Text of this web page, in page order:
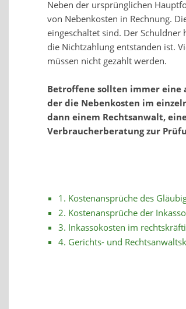
Neben der ursprünglichen
von Nebenkosten in Rechnung.
eingeschaltet sind. Der
die Nichtzahlung entstanden ist.
müssen nicht gezahlt werden.
Betroffene sollten immer eine
der die Nebenkosten im
dann einem Rechtsanwalt,
Verbraucherberatung zur
1. Kostenansprüche des
2. Kostenansprüche der
3. Inkassokosten im
4. Gerichts- und